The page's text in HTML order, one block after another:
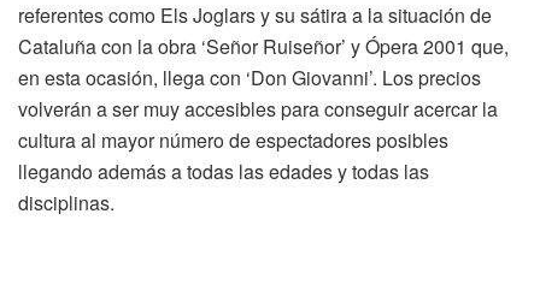
referentes como Els Joglars y su sátira a la situación de
Cataluña con la obra ‘Señor Ruiseñor’ y Ópera 2001 que,
en esta ocasión, llega con ‘Don Giovanni’. Los precios
volverán a ser muy accesibles para conseguir acercar la
cultura al mayor número de espectadores posibles
llegando además a todas las edades y todas las
disciplinas.